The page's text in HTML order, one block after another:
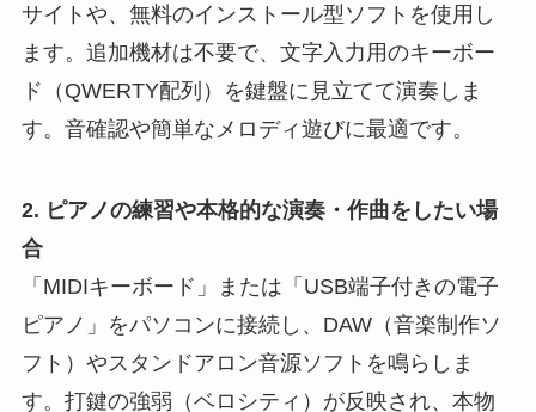
サイトや、無料のインストール型ソフトを使用し
ます。追加機材は不要で、文字入力用のキーボー
ド（QWERTY配列）を鍵盤に見立てて演奏しま
す。音確認や簡単なメロディ遊びに最適です。
2. ピアノの練習や本格的な演奏・作曲をしたい場
合
「MIDIキーボード」または「USB端子付きの電子
ピアノ」をパソコンに接続し、DAW（音楽制作ソ
フト）やスタンドアロン音源ソフトを鳴らしま
す。打鍵の強弱（ベロシティ）が反映され、本物